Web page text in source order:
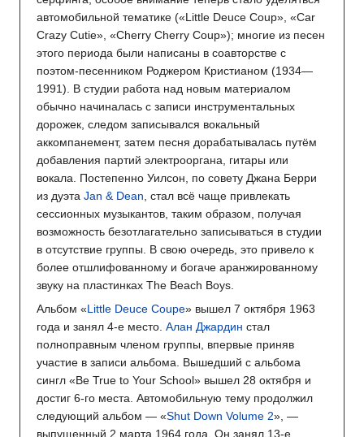
автомобильной тематике («Little Deuce Coup», «Car
Crazy Cutie», «Cherry Cherry Coup»); многие из песен
этого периода были написаны в соавторстве с
поэтом-песенником Роджером Кристианом (1934—
1991). В студии работа над новым материалом
обычно начиналась с записи инструментальных
дорожек, следом записывался вокальный
аккомпанемент, затем песня дорабатывалась путём
добавления партий электрооргана, гитары или
вокала. Постепенно Уилсон, по совету Джана Берри
из дуэта Jan & Dean , стал всё чаще привлекать
сессионных музыкантов, таким образом, получая
возможность безотлагательно записываться в студии
в отсутствие группы. В свою очередь, это привело к
более отшлифованному и богаче аранжированному
звуку на пластинках The Beach Boys.
Альбом «Little Deuce Coupe» вышел 7 октября 1963
года и занял 4-е место. Алан Джардин стал
полноправным членом группы, впервые приняв
участие в записи альбома. Вышедший с альбома
сингл «Be True to Your School» вышел 28 октября и
достиг 6-го места. Автомобильную тему продолжил
следующий альбом — «Shut Down Volume 2», —
выпущенный 2 марта 1964 года. Он занял 13-е